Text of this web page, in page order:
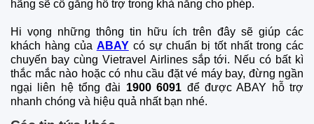
hãng sẽ cố gắng hỗ trợ trong khả năng cho phép.
Hi vọng những thông tin hữu ích trên đây sẽ giúp các
khách hàng của ABAYcó sự chuẩn bị tốt nhất trong các
chuyến bay cùng Vietravel Airlines sắp tới. Nếu có bất kì
thắc mắc nào hoặc có nhu cầu đặt vé máy bay, đừng ngần
ngại liên hệ tổng đài 1900 6091 để được ABAY hỗ trợ
nhanh chóng và hiệu quả nhất bạn nhé.